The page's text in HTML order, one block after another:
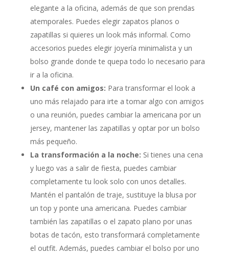
elegante a la oficina, además de que son prendas
atemporales. Puedes elegir zapatos planos o
zapatillas si quieres un look más informal. Como
accesorios puedes elegir joyería minimalista y un
bolso grande donde te quepa todo lo necesario para
ir a la oficina.
Un café con amigos: Para transformar el look a
uno más relajado para irte a tomar algo con amigos
o una reunión, puedes cambiar la americana por un
jersey, mantener las zapatillas y optar por un bolso
más pequeño.
La transformación a la noche: Si tienes una cena
y luego vas a salir de fiesta, puedes cambiar
completamente tu look solo con unos detalles.
Mantén el pantalón de traje, sustituye la blusa por
un top y ponte una americana. Puedes cambiar
también las zapatillas o el zapato plano por unas
botas de tacón, esto transformará completamente
el outfit. Además, puedes cambiar el bolso por uno